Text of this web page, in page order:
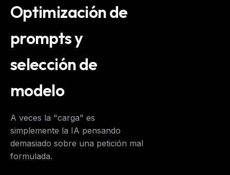
Optimización de
prompts y
selección de
modelo
A veces la "carga" es
simplemente la IA pensando
demasiado sobre una petición mal
formulada.